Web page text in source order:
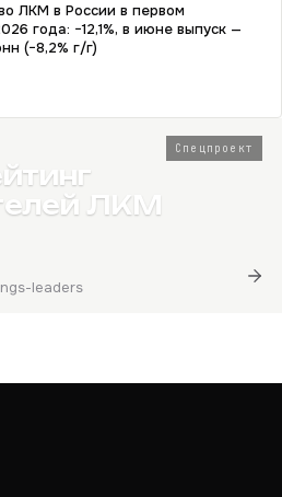
ЛКМ в России в первом
года: −12,1%, в июне выпуск —
(−8,2% г/г)
Спецпроект
ЛКМ
leaders